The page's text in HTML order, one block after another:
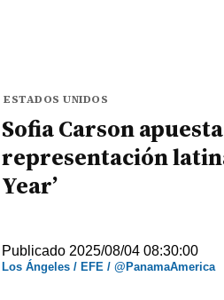
ESTADOS UNIDOS
Sofia Carson
representación
Year’
Publicado 2025/08/04 08:30:00
Los Ángeles / EFE / @PanamaAmerica